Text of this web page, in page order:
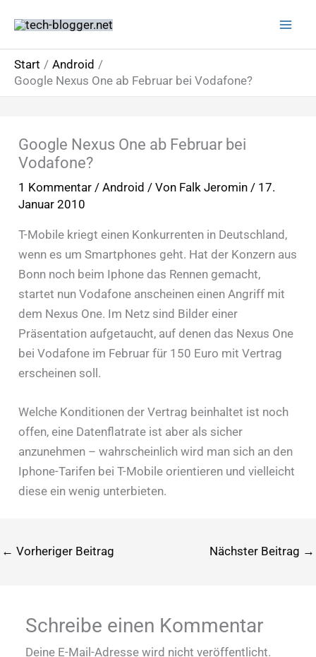
Inhalt
springen
Start
Android
Google Nexus One ab Februar bei Vodafone?
Google Nexus One ab Februar bei
Vodafone?
1 Kommentar / Android / Von Falk Jeromin / 17.
Januar 2010
T-Mobile kriegt einen Konkurrenten in Deutschland,
wenn es um Smartphones geht. Hat der Konzern aus
Bonn noch beim Iphone das Rennen gemacht,
startet nun Vodafone anscheinen einen Angriff mit
dem Nexus One. Im Netz sind Bilder einer
Präsentation aufgetaucht, auf denen das Nexus One
bei Vodafone im Februar für 150 Euro mit Vertrag
erscheinen soll.
Welche Konditionen der Vertrag beinhaltet ist noch
offen, eine Datenflatrate ist aber als sicher
anzunehmen – wahrscheinlich wird man sich an den
Iphone-Tarifen bei T-Mobile orientieren und vielleicht
diese ein wenig unterbieten.
← Vorheriger Beitrag Nächster Beitrag →
Schreibe einen Kommentar
Deine E-Mail-Adresse wird nicht veröffentlicht.